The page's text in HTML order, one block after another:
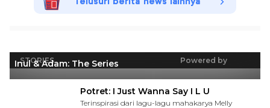
Telusuri berita news lainnya